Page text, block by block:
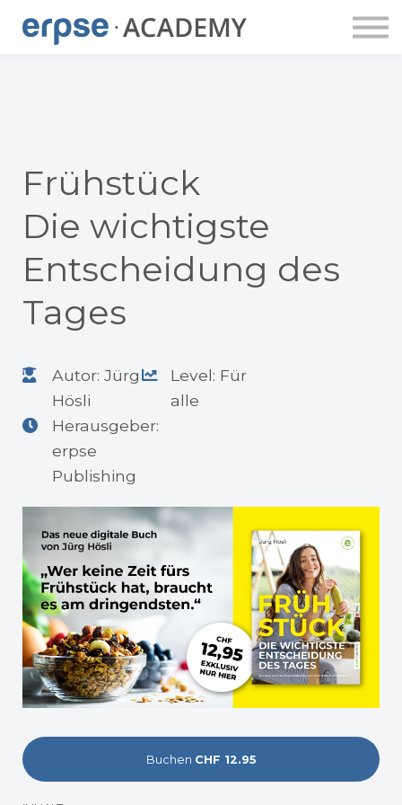
DOZENT:INNEN
Frühstück
Die wichtigste
Entscheidung des
Tages
Autor: Jürg
Hösli
Level: Für
alle
Herausgeber:
erpse
Publishing
Buchen CHF 12.95